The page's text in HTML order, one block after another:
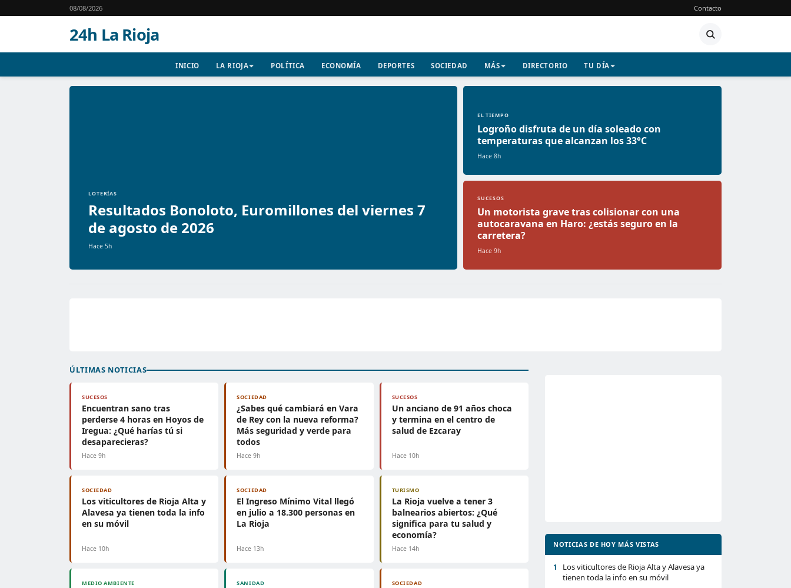
08/08/2026 Contacto
24h La Rioja
INICIO LA RIOJA POLÍTICA ECONOMÍA DEPORTES SOCIEDAD MÁS DIRECTORIO TU DÍA
LOTERÍAS
Resultados Bonoloto, Euromillones del viernes 7
de agosto de 2026
Hace 5h
EL TIEMPO
Logroño disfruta de un día soleado con
temperaturas que alcanzan los 33°C
Hace 8h
SUCESOS
Un motorista grave tras colisionar con una
autocaravana en Haro: ¿estás seguro en la
carretera?
Hace 9h
ÚLTIMAS NOTICIAS
SUCESOS
Encuentran sano tras
perderse 4 horas en Hoyos de
Iregua: ¿Qué harías tú si
desaparecieras?
Hace 9h
SOCIEDAD
¿Sabes qué cambiará en Vara
de Rey con la nueva reforma?
Más seguridad y verde para
todos
Hace 9h
SUCESOS
Un anciano de 91 años choca
y termina en el centro de
salud de Ezcaray
Hace 10h
SOCIEDAD
Los viticultores de Rioja Alta y
Alavesa ya tienen toda la info
en su móvil
Hace 10h
SOCIEDAD
El Ingreso Mínimo Vital llegó
en julio a 18.300 personas en
La Rioja
Hace 13h
TURISMO
La Rioja vuelve a tener 3
balnearios abiertos: ¿Qué
significa para tu salud y
economía?
Hace 14h
MEDIO AMBIENTE SANIDAD SOCIEDAD
NOTICIAS DE HOY MÁS VISTAS
1
Los viticultores de Rioja Alta y Alavesa ya
tienen toda la info en su móvil